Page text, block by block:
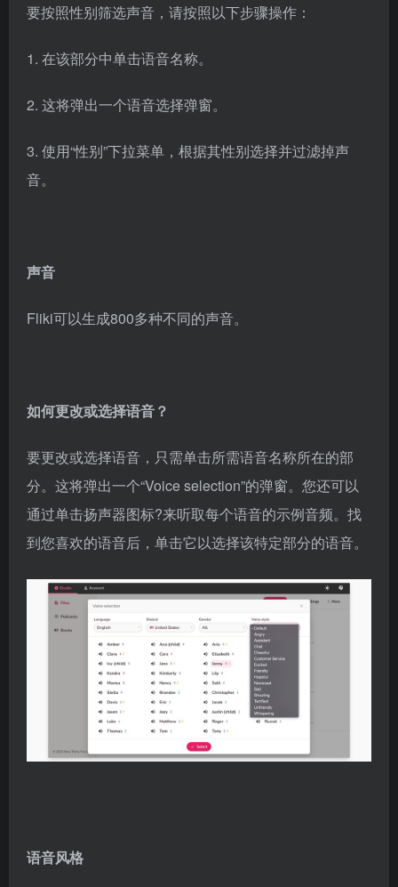
要按照性别筛选声音，请按照以下步骤操作：
1. 在该部分中单击语音名称。
2. 这将弹出一个语音选择弹窗。
3. 使用“性别”下拉菜单，根据其性别选择并过滤掉声
音。
声音
Fliki可以生成800多种不同的声音。
如何更改或选择语音？
要更改或选择语音，只需单击所需语音名称所在的部
分。这将弹出一个“Voice selection”的弹窗。您还可以
通过单击扬声器图标?来听取每个语音的示例音频。找
到您喜欢的语音后，单击它以选择该特定部分的语音。
语音风格